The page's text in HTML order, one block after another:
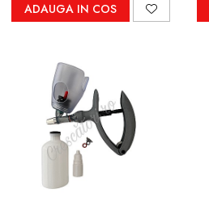
ADAUGA IN COS